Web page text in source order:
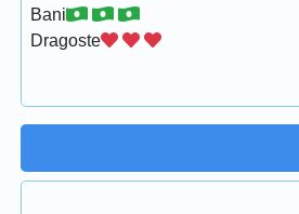
Bani
Dragoste